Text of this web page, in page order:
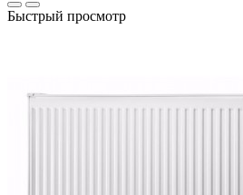
Быстрый просмотр